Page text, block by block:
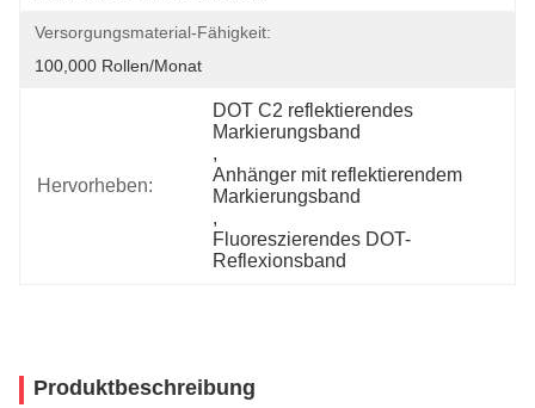
Versorgungsmaterial-Fähigkeit:
100,000 Rollen/Monat
Hervorheben:
DOT C2 reflektierendes
Markierungsband
,
Anhänger mit reflektierendem
Markierungsband
,
Fluoreszierendes DOT-
Reflexionsband
Produktbeschreibung